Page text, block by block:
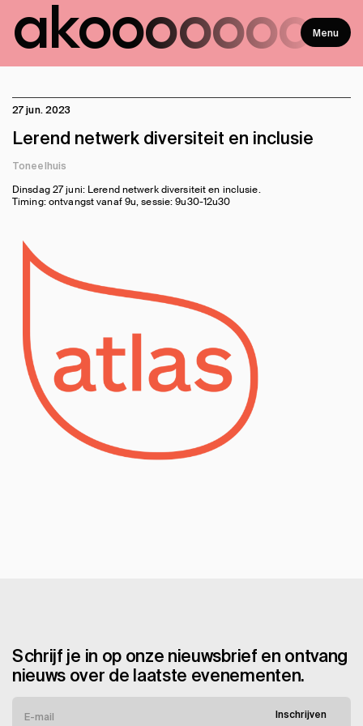
ako Menu
27 jun. 2023
Lerend netwerk diversiteit en inclusie
Toneelhuis
Dinsdag 27 juni: Lerend netwerk diversiteit en inclusie.
Timing: ontvangst vanaf 9u, sessie: 9u30-12u30
Schrijf je in op onze nieuwsbrief en ontvang
nieuws over de laatste evenementen.
Inschrijven